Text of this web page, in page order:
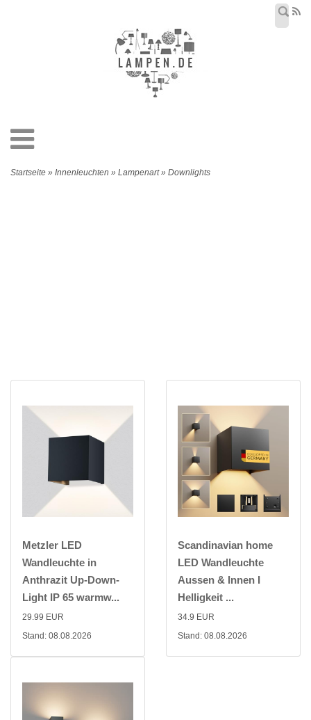
Startseite » Innenleuchten » Lampenart » Downlights
Metzler LED
Wandleuchte in
Anthrazit Up-Down-
Light IP 65 warmw...
29.99 EUR
Stand: 08.08.2026
Scandinavian home
LED Wandleuchte
Aussen & Innen I
Helligkeit ...
34.9 EUR
Stand: 08.08.2026